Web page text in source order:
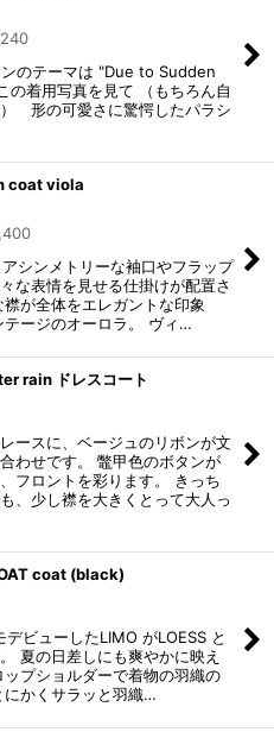
のテーマは "Due to Sudden
着用写真を見て （もちろん自
形の可愛さに驚愕したパラシ
coat viola
シンメトリーな袖口やフラップ
な表情を見せる仕掛けが配置さ
が全体をエレガントな印象
テージのオーロラ。 ヴィ…
rain ドレスコート
ースに、ベージュのリボンが文
わせです。 鼈甲色のボタンが
フロントを彩ります。 きっち
、少し襟を大きくとって大人っ
coat (black)
ビューしたLIMO がLOESS と
夏の日差しにも爽やかに映え
プショルダーで着物の羽織の
にかくサラッと羽織…